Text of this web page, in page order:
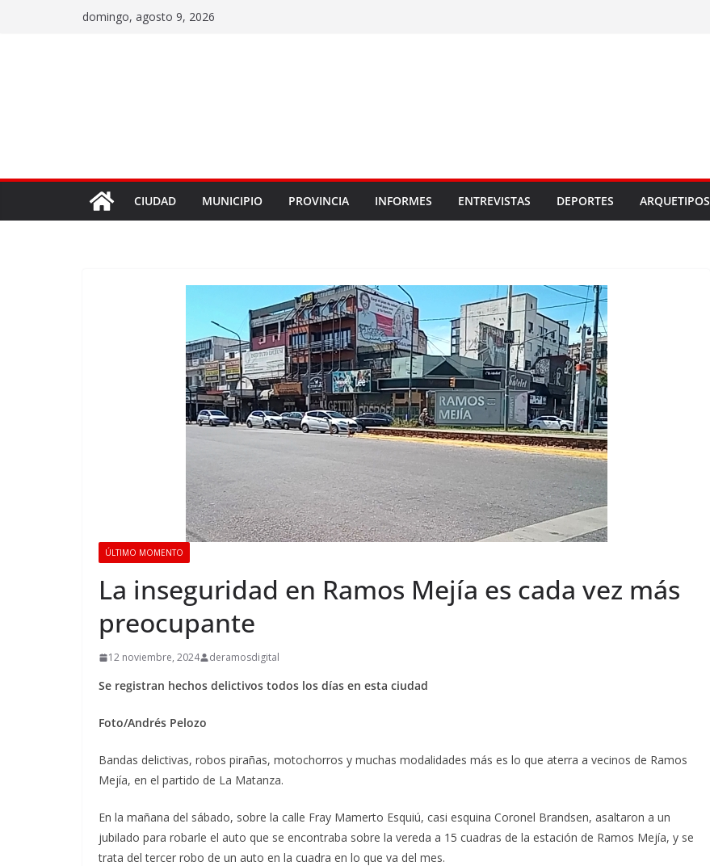
domingo, agosto 9, 2026
CIUDAD MUNICIPIO PROVINCIA INFORMES ENTREVISTAS DEPORTES ARQUETIPOS
ÚLTIMO MOMENTO
La inseguridad en Ramos Mejía es cada vez más
preocupante
12 noviembre, 2024 deramosdigital
Se registran hechos delictivos todos los días en esta ciudad
Foto/Andrés Pelozo
Bandas delictivas, robos pirañas, motochorros y muchas modalidades más es lo que aterra a vecinos de Ramos
Mejía, en el partido de La Matanza.
En la mañana del sábado, sobre la calle Fray Mamerto Esquiú, casi esquina Coronel Brandsen, asaltaron a un
jubilado para robarle el auto que se encontraba sobre la vereda a 15 cuadras de la estación de Ramos Mejía, y se
trata del tercer robo de un auto en la cuadra en lo que va del mes.